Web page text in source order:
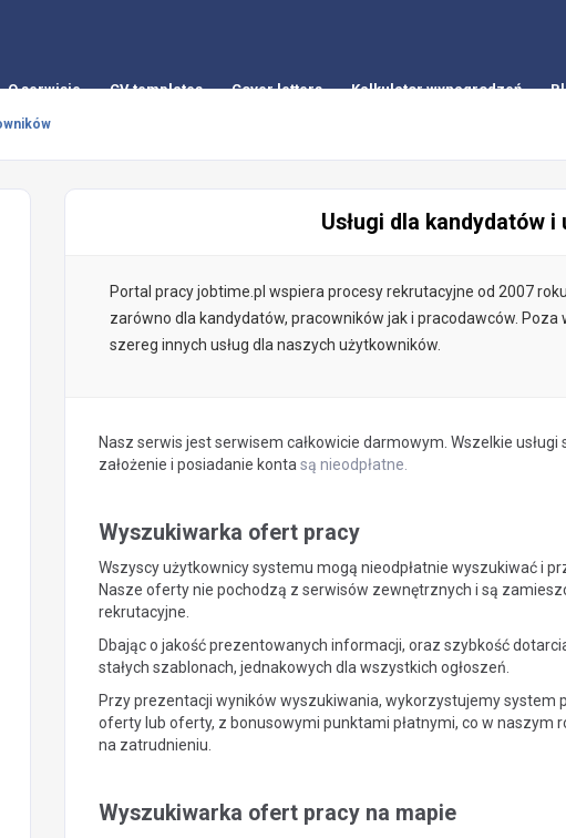
O serwisie CV templates Cover letters Kalkulator wynagrodzeń
Usługi dla kandydatów
Portal pracy jobtime.pl wspiera procesy rekrutacyjne od 2007
zarówno dla kandydatów, pracowników jak i pracodawców.
szereg innych usług dla naszych użytkowników.
Nasz serwis jest serwisem całkowicie darmowym. Wszelkie
założenie i posiadanie konta są nieodpłatne.
Wyszukiwarka ofert pracy
Wszyscy użytkownicy systemu mogą nieodpłatnie wyszukiwać i
Nasze oferty nie pochodzą z serwisów zewnętrznych i są
rekrutacyjne.
Dbając o jakość prezentowanych informacji, oraz szybkość
stałych szablonach, jednakowych dla wszystkich ogłoszeń.
Przy prezentacji wyników wyszukiwania, wykorzystujemy
oferty lub oferty, z bonusowymi punktami płatnymi, co w naszym
na zatrudnieniu.
Wyszukiwarka ofert pracy na mapie